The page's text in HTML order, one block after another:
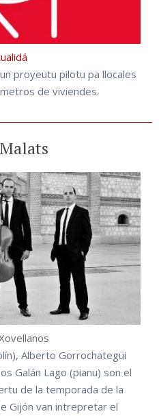
proyeutu pilotu pa llocales
de viviendes.
Alberto Gorrochategui
Galán Lago (pianu) son el
de la temporada de la
Gijón van intrepretar el